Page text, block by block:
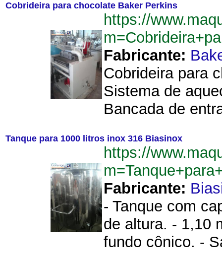
Cobrideira para chocolate Baker Perkins
https://
Fabricante:
Cobrideira para
Sistema de
Bancada de
Tanque para 1000 litros inox 316 Biasinox
https://
Fabricante:
- Tanque com
de altura. - 1,10
fundo cônico. -